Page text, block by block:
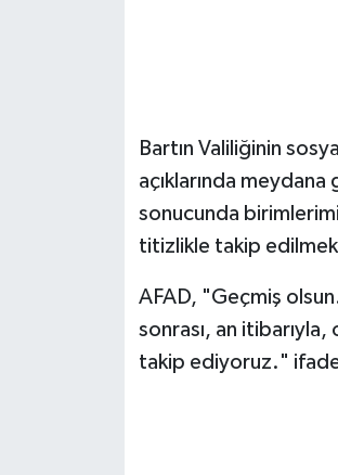
Bartın Valiliğinin
açıklarında
sonucunda
titizlikle takip
AFAD, "Geçmiş
sonrası, an itibarıyla,
takip ediyoruz."